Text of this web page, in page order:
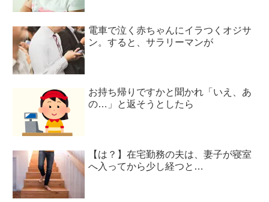
電車で泣く赤ちゃんにイラつくオジサ
ン。すると、サラリーマンが
お持ち帰りですかと聞かれ「いえ、あ
の…」と返そうとしたら
【は？】在宅勤務の夫は、妻子が寝室
へ入ってから少し経つと…